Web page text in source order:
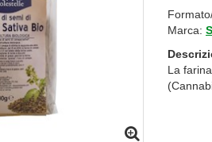
Marca:
La